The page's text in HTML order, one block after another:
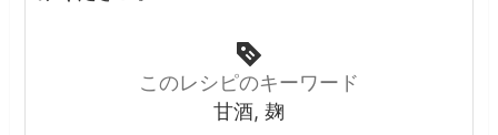
このレシピのキーワード
甘酒, 麹